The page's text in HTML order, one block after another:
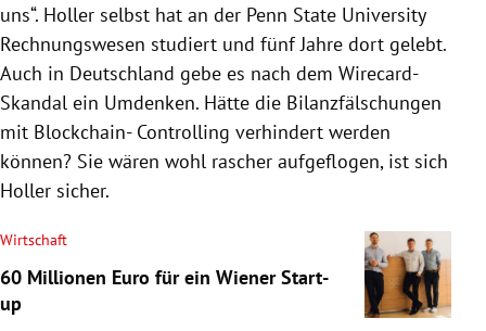
uns“. Holler selbst hat an der Penn State University
Rechnungswesen studiert und fünf Jahre dort gelebt.
Auch in Deutschland gebe es nach dem Wirecard-
Skandal ein Umdenken. Hätte die Bilanzfälschungen
mit Blockchain- Controlling verhindert werden
können? Sie wären wohl rascher aufgeflogen, ist sich
Holler sicher.
Wirtschaft
60 Millionen Euro für ein Wiener Start-
up